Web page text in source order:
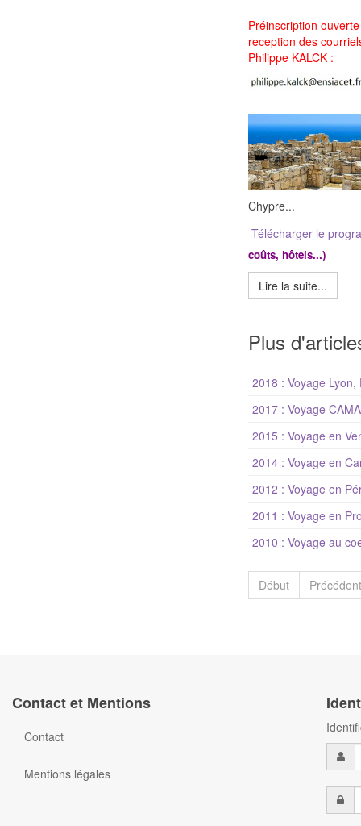
Préinscription
reception des
Philippe KALCK :
Chypre...
Télécharger le
coûts, hôtels...)
Lire la suite...
Plus
2018 : Voyage
2017 : Voyage
2015 : Voyage en
2014 : Voyage en
2012 : Voyage en
2011 : Voyage en
2010 : Voyage au
Début Précédent
Contact et Mentions
Contact
Mentions légales